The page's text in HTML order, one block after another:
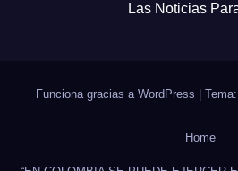
Las Noticias
Funciona gracias a WordPress
Home